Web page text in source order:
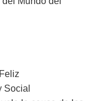
Social